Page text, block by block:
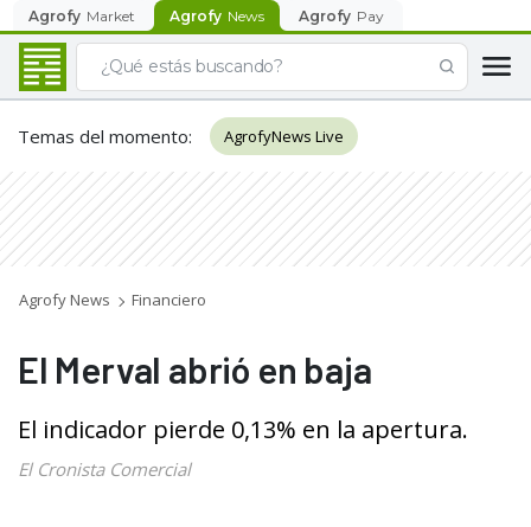
Agrofy Market Agrofy News Agrofy Pay
Temas del momento: AgrofyNews Live
Agrofy News Financiero
El Merval abrió en baja
El indicador pierde 0,13% en la apertura.
El Cronista Comercial